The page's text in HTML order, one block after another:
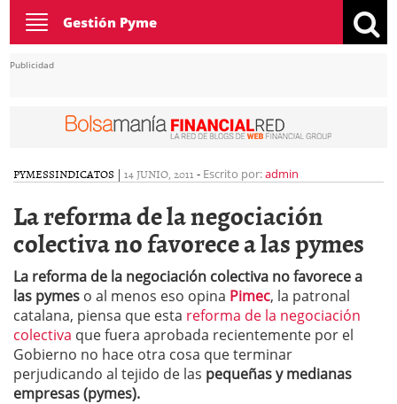
Toggle
navigation
Gestión Pyme
Publicidad
PYMESSINDICATOS | 14 JUNIO, 2011 - Escrito por:admin
La reforma de la negociación
colectiva no favorece a las pymes
La reforma de la negociación colectiva no favorece a
las pymes o al menos eso opina Pimec, la patronal
catalana, piensa que esta reforma de la negociación
colectiva que fuera aprobada recientemente por el
Gobierno no hace otra cosa que terminar
perjudicando al tejido de las pequeñas y medianas
empresas (pymes).